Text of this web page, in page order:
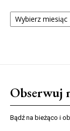
ARCHIWUM
NUMERÓW
Obserwuj
Bądź na bieżąco i